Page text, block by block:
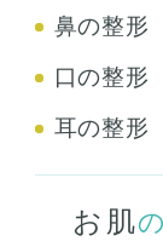
鼻の整形
口の整形
耳の整形
お肌の